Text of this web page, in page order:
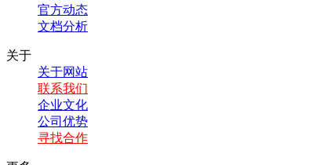
官方动态
文档分析
关于
关于网站
联系我们
企业文化
公司优势
寻找合作